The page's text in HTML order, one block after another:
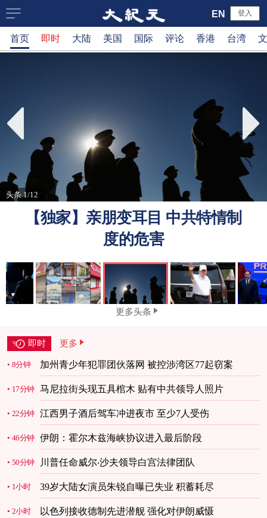
大
纪
新
网
登入
EN
首页 即时 大陆 美国 国际 评论 香港 台湾
头条 1/12
【独家】亲朋变耳目 中共特情制
度的危害
更多头条
即时 更多
8分钟 加州青少年犯罪团伙落网 被控涉湾区77起窃案
17分钟 马尼拉街头现五具棺木 贴有中共领导人照片
22分钟 江西男子酒后驾车冲进夜市 至少7人受伤
46分钟 伊朗：霍尔木兹海峡协议进入最后阶段
50分钟 川普任命威尔‧沙夫领导白宫法律团队
1小时 39岁大陆女演员朱锐自曝已失业 积蓄耗尽
2小时 以色列接收德制先进潜舰 强化对伊朗威慑